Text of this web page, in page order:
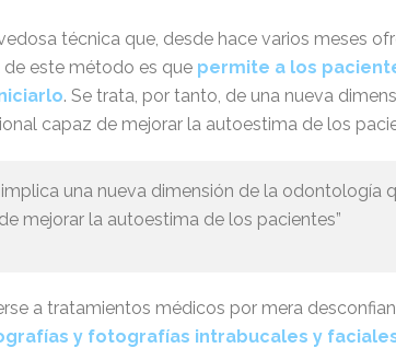
técnica que, desde hace varios meses
de este método es que permite a los
. Se trata, por tanto, de una nueva
capaz de mejorar la autoestima de los
implica una nueva dimensión de la
mejorar la autoestima de los pacientes”
a tratamientos médicos por mera
y fotografías intrabucales y